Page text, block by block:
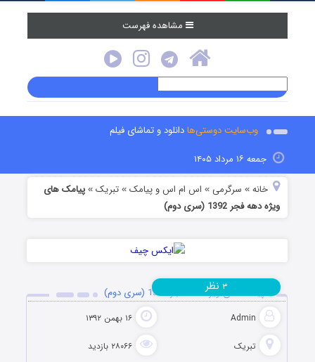
مشاهده فهرست
وب‌سایت دوستی‌هادانلود و تماشای فیلم
جمعه ۱۶ مرداد ۱۴۰۵
خانه » سرگرمی » اس ام اس و پیامک »تبریک »پیامک های
ویژه دهه فجر 1392 (سری دوم)
پیامک های ویژه دهه فجر 1392 (سری دوم)
Admin ۱۶ بهمن ۱۳۹۲
تبریک ۲۸۰۶۶ بازدید
۳ نظر